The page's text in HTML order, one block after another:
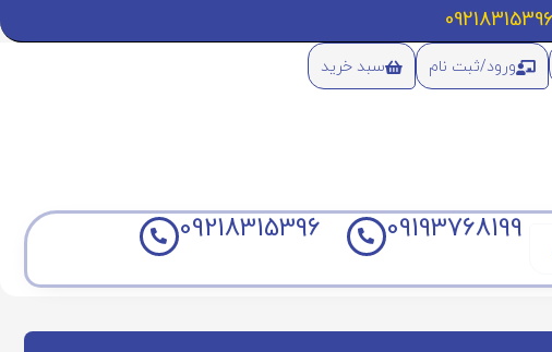
ورود/ثبت نام سبد خرید
09193768199
09218315396